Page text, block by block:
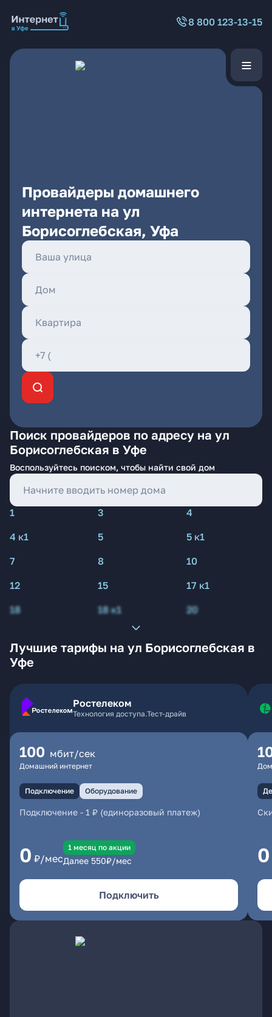
8 800 123-13-15
Провайдеры домашнего
интернета на ул
Борисоглебская, Уфа
Поиск провайдеров по адресу на ул
Борисоглебская в Уфе
Воспользуйтесь поиском, чтобы найти свой дом
1 3
4
4 к1
5
5 к1
7
8
10
12
15
17 к1
18
18 к1 20
Лучшие тарифы на ул Борисоглебская в
Уфе
Ростелеком
Технология доступа.Тест-драйв
100 мбит/сек
Домашний интернет
Подключение Оборудование
Подключение - 1 ₽ (единоразовый платеж)
0 ₽/мес
1 месяц по акции
Далее 550₽/мес
Подключить
0